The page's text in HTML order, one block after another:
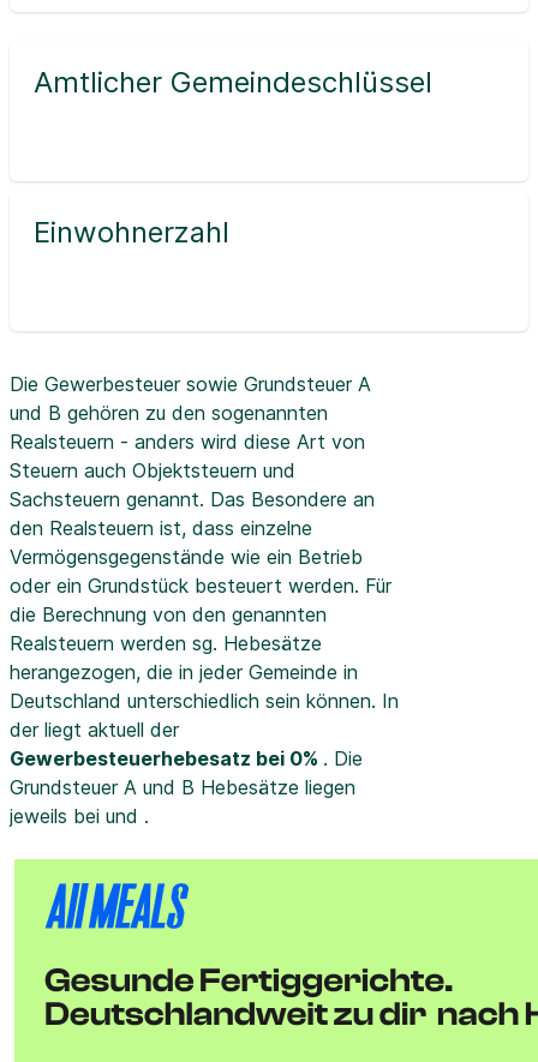
Amtlicher Gemeindeschlüssel
Einwohnerzahl
Die Gewerbesteuer sowie Grundsteuer A
und B gehören zu den sogenannten
Realsteuern - anders wird diese Art von
Steuern auch Objektsteuern und
Sachsteuern genannt. Das Besondere an
den Realsteuern ist, dass einzelne
Vermögensgegenstände wie ein Betrieb
oder ein Grundstück besteuert werden. Für
die Berechnung von den genannten
Realsteuern werden sg. Hebesätze
herangezogen, die in jeder Gemeinde in
Deutschland unterschiedlich sein können. In
der liegt aktuell der
Gewerbesteuerhebesatz bei 0% . Die
Grundsteuer A und B Hebesätze liegen
jeweils bei und .